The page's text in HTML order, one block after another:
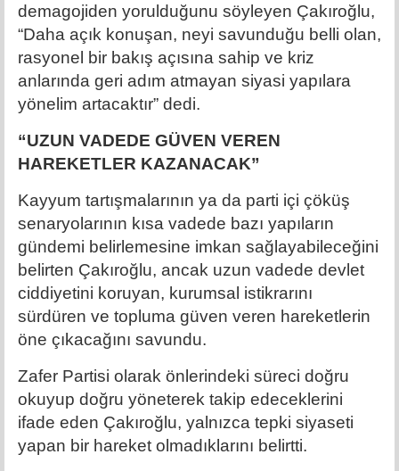
demagojiden yorulduğunu söyleyen Çakıroğlu,
“Daha açık konuşan, neyi savunduğu belli olan,
rasyonel bir bakış açısına sahip ve kriz
anlarında geri adım atmayan siyasi yapılara
yönelim artacaktır” dedi.
“UZUN VADEDE GÜVEN VEREN
HAREKETLER KAZANACAK”
Kayyum tartışmalarının ya da parti içi çöküş
senaryolarının kısa vadede bazı yapıların
gündemi belirlemesine imkan sağlayabileceğini
belirten Çakıroğlu, ancak uzun vadede devlet
ciddiyetini koruyan, kurumsal istikrarını
sürdüren ve topluma güven veren hareketlerin
öne çıkacağını savundu.
Zafer Partisi olarak önlerindeki süreci doğru
okuyup doğru yöneterek takip edeceklerini
ifade eden Çakıroğlu, yalnızca tepki siyaseti
yapan bir hareket olmadıklarını belirtti.